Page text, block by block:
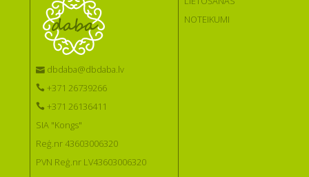
dbdaba@dbdaba.lv
+371 26739266
+371 26136411
SIA "Kongs"
Reģ.nr 43603006320
PVN Reģ.nr LV43603006320
NOTEIKUMI